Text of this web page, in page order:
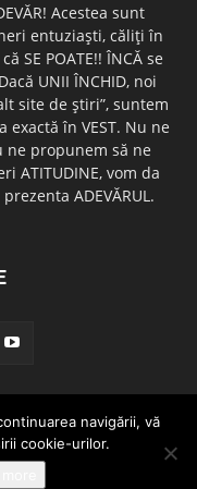
Acestea sunt
entuziaşti, căliţi în
SE POATE!! ÎNCĂ se
UNII ÎNCHID, noi
site de ştiri”, suntem
exactă în VEST. Nu ne
propunem să ne
ATITUDINE, vom da
ADEVĂRUL.
Cod de conduita
Publicitate
drepturile rezervate!
navigării, vă
cookie-urilor.